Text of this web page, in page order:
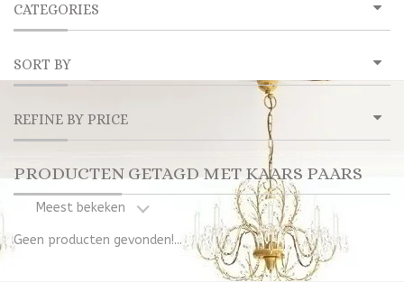
CATEGORIES
SORT BY
REFINE BY PRICE
PRODUCTEN GETAGD MET KAARS PAARS
Meest bekeken
Geen producten gevonden!...